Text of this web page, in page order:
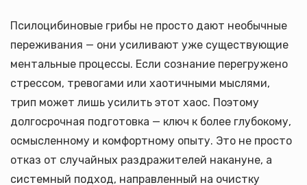
Псилоцибиновые грибы не просто дают необычные
переживания — они усиливают уже существующие
ментальные процессы. Если сознание перегружено
стрессом, тревогами или хаотичными мыслями,
трип может лишь усилить этот хаос. Поэтому
долгосрочная подготовка — ключ к более глубокому,
осмысленному и комфортному опыту. Это не просто
отказ от случайных раздражителей накануне, а
системный подход, направленный на очистку